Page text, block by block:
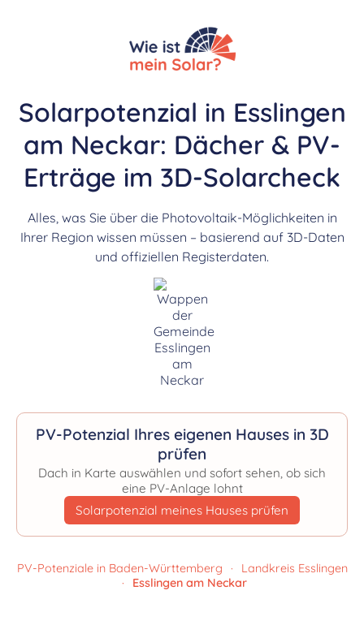
Solarpotenzial in Esslingen
am Neckar: Dächer & PV-
Erträge im 3D-Solarcheck
Alles, was Sie über die Photovoltaik-Möglichkeiten in
Ihrer Region wissen müssen – basierend auf 3D-Daten
und offiziellen Registerdaten.
PV-Potenzial Ihres eigenen Hauses in 3D
prüfen
Dach in Karte auswählen und sofort sehen, ob sich
eine PV-Anlage lohnt
Solarpotenzial meines Hauses prüfen
PV-Potenziale in Baden-Württemberg ·
Landkreis Esslingen
·
Esslingen am Neckar